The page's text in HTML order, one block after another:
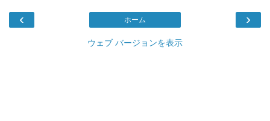
‹ ›
ホーム
ウェブ バージョンを表示